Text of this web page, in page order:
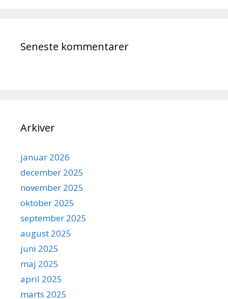
Seneste kommentarer
Arkiver
januar 2026
december 2025
november 2025
oktober 2025
september 2025
august 2025
juni 2025
maj 2025
april 2025
marts 2025